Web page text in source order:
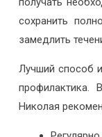
сохранить
замедлить
Лучший способ
профилактика.
Николая